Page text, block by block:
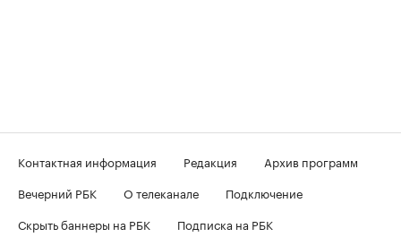
Контактная информация Редакция
Архив программ
Вечерний РБК
О телеканале
Подключение
Скрыть баннеры на РБК
Подписка на РБК